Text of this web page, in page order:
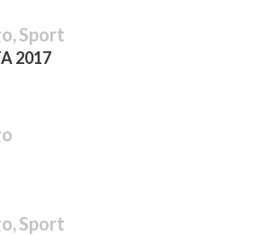
,Sport
2017
, Sport